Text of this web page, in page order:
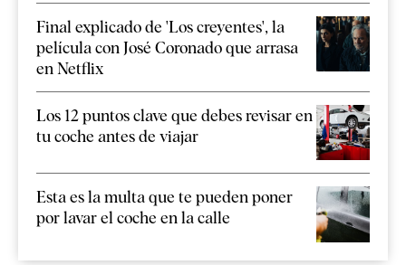
Final explicado de 'Los creyentes', la
película con José Coronado que arrasa
en Netflix
Los 12 puntos clave que debes revisar en
tu coche antes de viajar
Esta es la multa que te pueden poner
por lavar el coche en la calle